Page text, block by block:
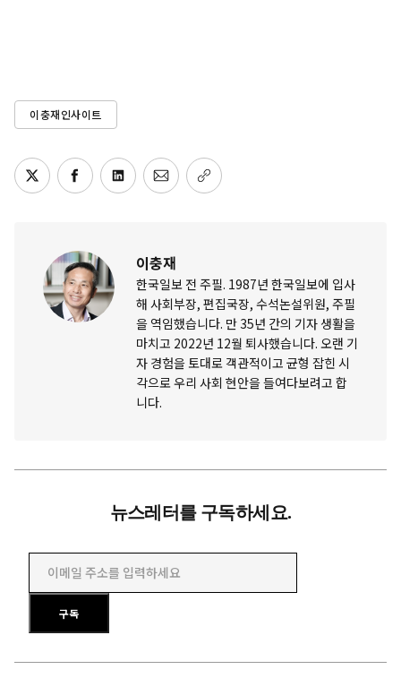
이충재인사이트
이충재
한국일보 전 주필. 1987년 한국일보에 입사
해 사회부장, 편집국장, 수석논설위원, 주필
을 역임했습니다. 만 35년 간의 기자 생활을
마치고 2022년 12월 퇴사했습니다. 오랜 기
자 경험을 토대로 객관적이고 균형 잡힌 시
각으로 우리 사회 현안을 들여다보려고 합
니다.
뉴스레터를 구독하세요.
이메일 주소를 입력하세요
구독